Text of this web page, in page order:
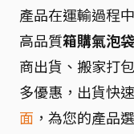
產品在運輸過程
高品質箱購氣泡袋
商出貨、搬家打
多優惠，出貨快
面 ，為您的產品